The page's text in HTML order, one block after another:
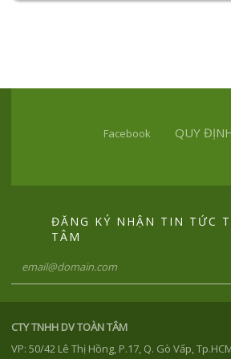
Facebook QUY
ĐĂNG KÝ NHẬN TIN TỨC
TÂM
CTY TNHH DV TOÀN TÂM
VP: 50/42 Lê Thị Hồng, P.17, Q. Gò Vấp,